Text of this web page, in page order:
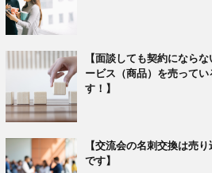
【面談しても契約になら
ービス（商品）を売ってい
す！】
【交流会の名刺交換は売
です】